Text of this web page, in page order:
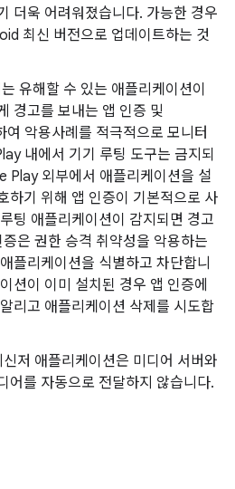
더욱 어려워졌습니다. 가능한 경우
최신 버전으로 업데이트하는 것
유해할 수 있는 애플리케이션이
경고를 보내는 앱 인증 및
악용사례를 적극적으로 모니터
내에서 기기 루팅 도구는 금지되
Play 외부에서 애플리케이션을 설
하기 위해 앱 인증이 기본적으로 사
팅 애플리케이션이 감지되면 경고
은 권한 승격 취약성을 악용하는
플리케이션을 식별하고 차단합니
션이 이미 설치된 경우 앱 인증에
리고 애플리케이션 삭제를 시도합
저 애플리케이션은 미디어 서버와
어를 자동으로 전달하지 않습니다.